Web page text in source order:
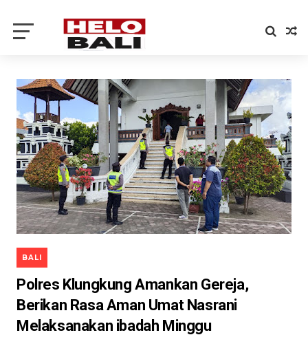
BALI
Polres Klungkung Amankan Gereja,
Berikan Rasa Aman Umat Nasrani
Melaksanakan ibadah Minggu